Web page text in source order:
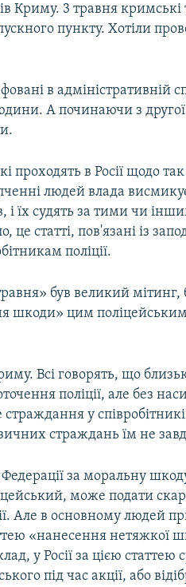
Криму. 3 травня
пункту. Хотіли
в адміністративній
А починаючи з
проходять в Росії щодо
людей влада
і їх судять за тими чи
статті, пов'язані із
поліції.
був великий мітинг,
шкоди» цим
Всі говорять, що
поліції, але без
у співробітників
страждань їм не
за моральну
може подати
Але в основному людей
«нанесення нетяжкої
у Росії за цією статтею
під час акції, або